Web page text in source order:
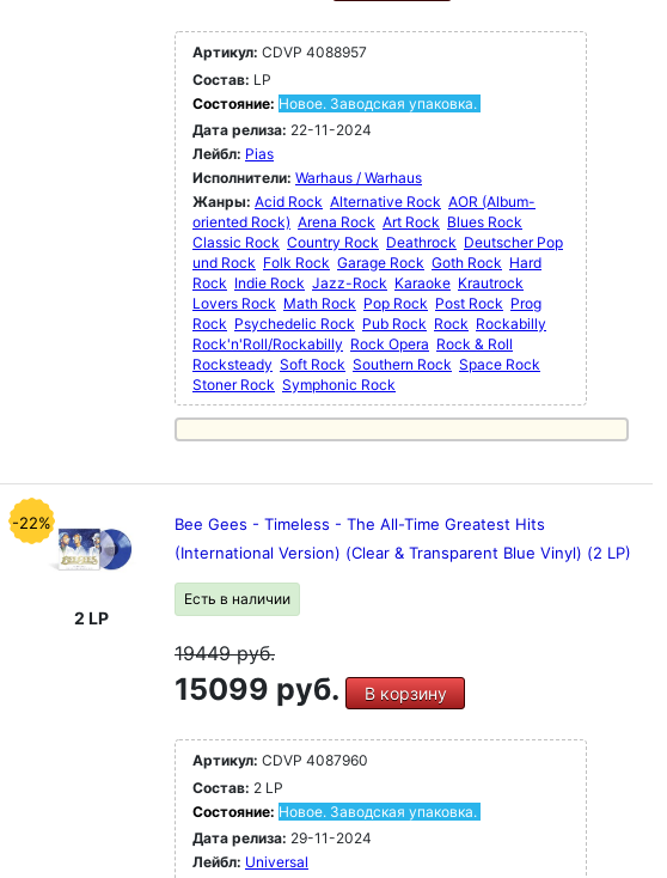
Артикул: CDVP 4088957
Состав: LP
Состояние: Новое. Заводская упаковка.
Дата релиза: 22-11-2024
Лейбл: Pias
Исполнители: Warhaus / Warhaus
Жанры: Acid Rock Alternative Rock AOR (Album-
oriented Rock) Arena Rock Art Rock Blues Rock
Classic Rock Country Rock Deathrock Deutscher Pop
und Rock Folk Rock Garage Rock Goth Rock Hard
Rock Indie Rock Jazz-Rock Karaoke Krautrock
Lovers Rock Math Rock Pop Rock Post Rock Prog
Rock Psychedelic Rock Pub Rock Rock Rockabilly
Rock'n'Roll/Rockabilly Rock Opera Rock & Roll
Rocksteady Soft Rock Southern Rock Space Rock
Stoner Rock Symphonic Rock
-22%
2 LP
Bee Gees - Timeless - The All-Time Greatest Hits
(International Version) (Clear & Transparent Blue Vinyl) (2 LP)
Есть в наличии
19449руб.
15099 руб. В корзину
Артикул: CDVP 4087960
Состав: 2 LP
Состояние: Новое. Заводская упаковка.
Дата релиза: 29-11-2024
Лейбл: Universal